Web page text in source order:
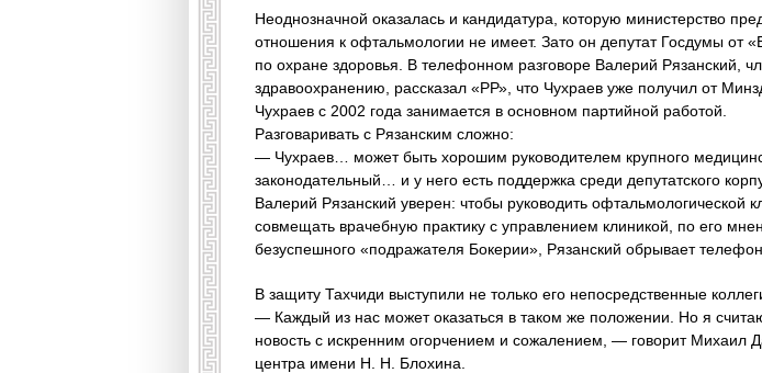
Неоднозначной оказалась и кандидатура, которую министерство
отношения к офтальмологии не имеет. Зато он депутат Госдумы от
по охране здоровья. В телефонном разговоре Валерий Рязанский,
здравоохранению, рассказал «РР», что Чухраев уже получил от
Чухраев с 2002 года занимается в основном партийной работой.
Разговаривать с Рязанским сложно:
— Чухраев… может быть хорошим руководителем крупного
законодательный… и у него есть поддержка среди депутатского
Валерий Рязанский уверен: чтобы руководить офтальмологичес­кой
совмещать врачебную практику с управлением клиникой, по его
безуспешного «подражателя Бокерии», Рязанский обрывает
В защиту Тахчиди выступили не только его непосредственные
— Каждый из нас может оказаться в таком же положении. Но я
новость с искренним огорчением и сожалением, — говорит Михаил
центра имени Н. Н. Блохина.